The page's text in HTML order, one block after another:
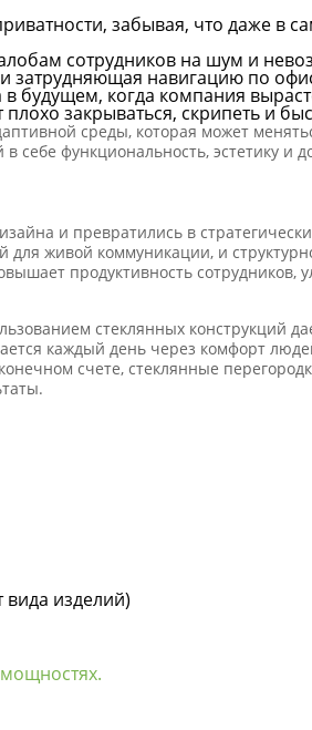
забывая, что даже в
сотрудников на шум и
затрудняющая навигацию по
будущем, когда компания
закрываться, скрипеть и
среды, которая может
функциональность, эстетику и
и превратились в
живой коммуникации, и
продуктивность
стеклянных конструкций
каждый день через комфорт
счете, стеклянные
изделий)